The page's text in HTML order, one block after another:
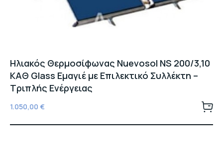
Ηλιακός Θερμοσίφωνας Nuevosol NS 200/3,10
ΚΑΘ Glass Εμαγιέ με Επιλεκτικό Συλλέκτη –
Τριπλής Ενέργειας
1.050,00 €